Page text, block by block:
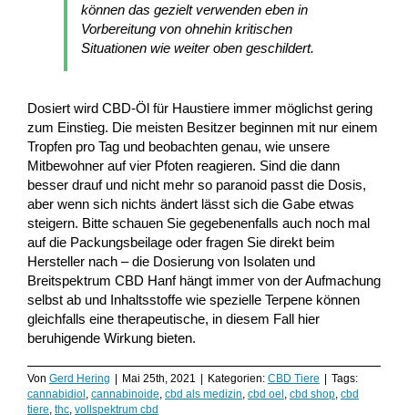
können das gezielt verwenden eben in
Vorbereitung von ohnehin kritischen
Situationen wie weiter oben geschildert.
Dosiert wird CBD-Öl für Haustiere immer möglichst gering
zum Einstieg. Die meisten Besitzer beginnen mit nur einem
Tropfen pro Tag und beobachten genau, wie unsere
Mitbewohner auf vier Pfoten reagieren. Sind die dann
besser drauf und nicht mehr so paranoid passt die Dosis,
aber wenn sich nichts ändert lässt sich die Gabe etwas
steigern. Bitte schauen Sie gegebenenfalls auch noch mal
auf die Packungsbeilage oder fragen Sie direkt beim
Hersteller nach – die Dosierung von Isolaten und
Breitspektrum CBD Hanf hängt immer von der Aufmachung
selbst ab und Inhaltsstoffe wie spezielle Terpene können
gleichfalls eine therapeutische, in diesem Fall hier
beruhigende Wirkung bieten.
Von Gerd Hering | Mai 25th, 2021 | Kategorien: CBD Tiere | Tags:
cannabidiol, cannabinoide, cbd als medizin, cbd oel, cbd shop, cbd
tiere, thc, vollspektrum cbd